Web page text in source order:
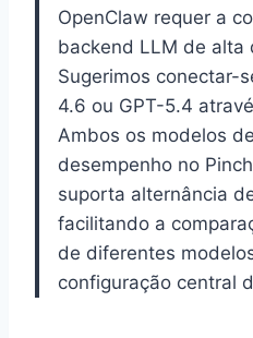
OpenClaw requer a
backend LLM de alta
Sugerimos conectar-
4.6 ou GPT-5.4
Ambos os modelos
desempenho no
suporta alternância
facilitando a
de diferentes
configuração central